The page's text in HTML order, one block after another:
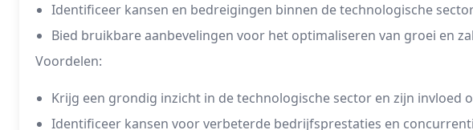
Identificeer kansen en bedreigingen binnen de technologische
Bied bruikbare aanbevelingen voor het optimaliseren van groei en
Voordelen:
Krijg een grondig inzicht in de technologische sector en zijn invloed
Identificeer kansen voor verbeterde bedrijfsprestaties en